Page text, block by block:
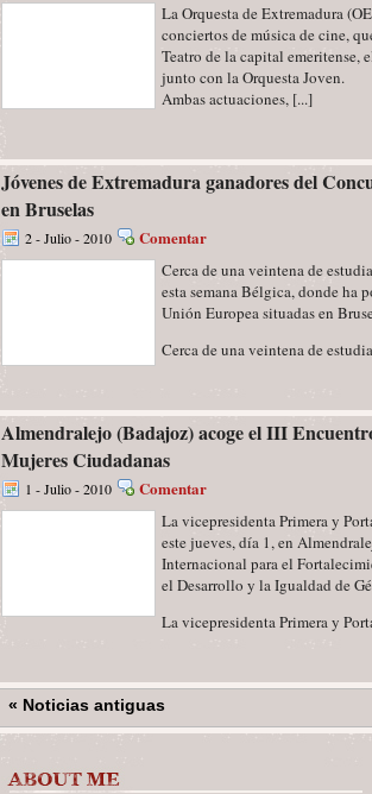
La Orquesta de Extremadura
conciertos de música de cine,
Teatro de la capital emeritense,
junto con la Orquesta Joven.
Ambas actuaciones, [...]
Jóvenes de Extremadura ganadores del
en Bruselas
2 - Julio - 2010 Comentar
Cerca de una veintena de
esta semana Bélgica, donde ha
Unión Europea situadas en
Cerca de una veintena de
Almendralejo (Badajoz) acoge el III
Mujeres Ciudadanas
1 - Julio - 2010 Comentar
La vicepresidenta Primera y
este jueves, día 1, en
Internacional para el
el Desarrollo y la Igualdad de
La vicepresidenta Primera y
« Noticias antiguas